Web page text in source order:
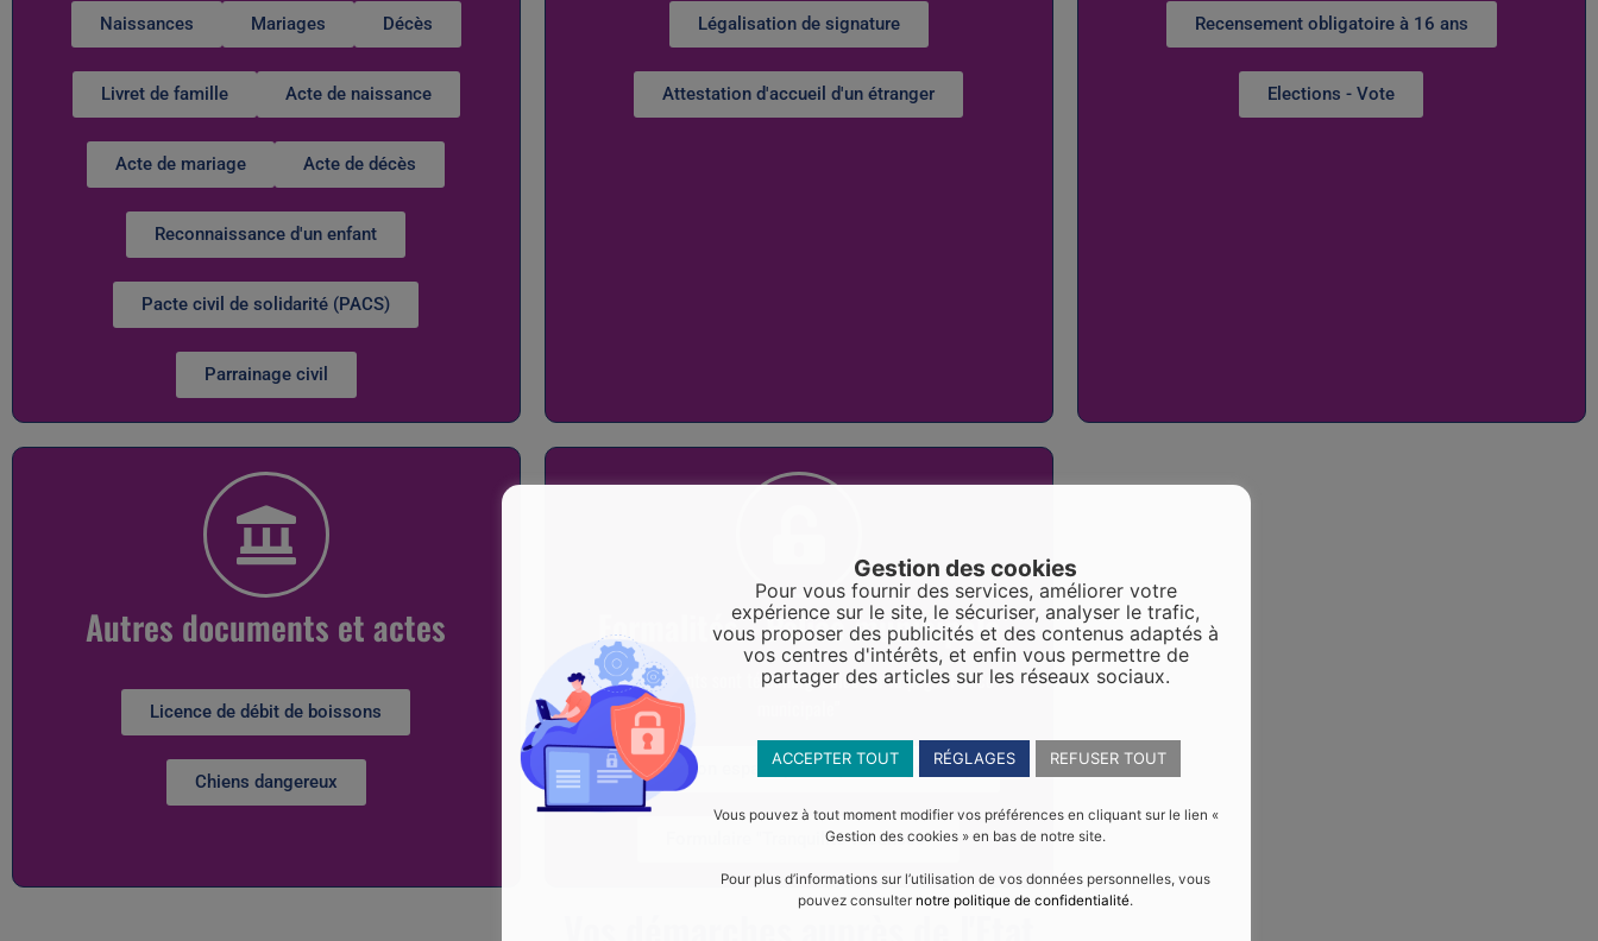
Naissances Mariages Décès
Livret de famille Acte de naissance
Acte de mariage Acte de décès
Reconnaissance d'un enfant
Pacte civil de solidarité (PACS)
Parrainage civil
Légalisation de signature
Attestation d'accueil d'un étranger
Recensement obligatoire à 16 ans
Elections - Vote
Autres documents et actes
Licence de débit de boissons
Chiens dangereux
Formalités - Police municipale
Les documents sont téléchargeables sur la page "Police
Occupation espace public (déménagement)
Formulaire "Tranquilité vacances"
Gestion des cookies
Pour vous fournir des services, améliorer votre
expérience sur le site, le sécuriser, analyser le trafic,
vous proposer des publicités et des contenus adaptés à
vos centres d'intérêts, et enfin vous permettre de
partager des articles sur les réseaux sociaux.
ACCEPTER TOUT RÉGLAGES REFUSER TOUT
Vous pouvez à tout moment modifier vos préférences en cliquant sur le lien «
Gestion des cookies » en bas de notre site.
Pour plus d’informations sur l’utilisation de vos données personnelles, vous
pouvez consulter notre politique de confidentialité.